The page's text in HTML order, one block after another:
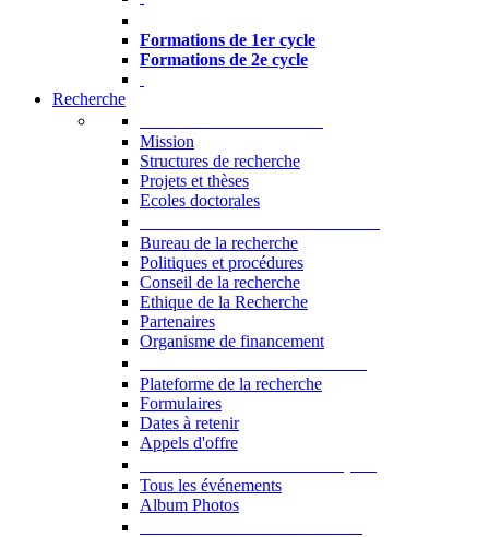
Formations de 1er cycle
Formations de 2e cycle
Recherche
Mission
Structures de recherche
Projets et thèses
Ecoles doctorales
Bureau de la recherche
Politiques et procédures
Conseil de la recherche
Ethique de la Recherche
Partenaires
Organisme de financement
Plateforme de la recherche
Formulaires
Dates à retenir
Appels d'offre
Tous les événements
Album Photos